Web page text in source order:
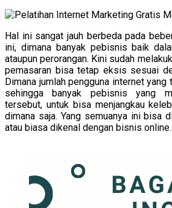
Hal ini sangat jauh berbeda pada
ini, dimana banyak pebisnis baik
ataupun perorangan. Kini sudah
pemasaran bisa tetap eksis sesuai
Dimana jumlah pengguna internet yang
sehingga banyak pebisnis yang
tersebut, untuk bisa menjangkau
dimana saja. Yang semuanya ini bisa
atau biasa dikenal dengan bisnis online.